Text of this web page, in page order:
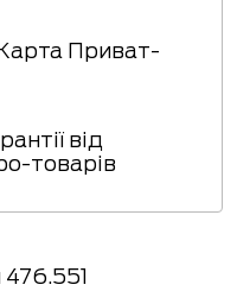
Карта Приват-
від
товарів